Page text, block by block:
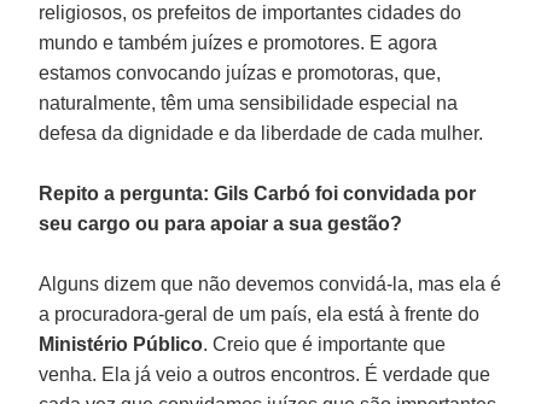
religiosos, os prefeitos de importantes cidades do
mundo e também juízes e promotores. E agora
estamos convocando juízas e promotoras, que,
naturalmente, têm uma sensibilidade especial na
defesa da dignidade e da liberdade de cada mulher.
Repito a pergunta: Gils Carbó foi convidada por
seu cargo ou para apoiar a sua gestão?
Alguns dizem que não devemos convidá-la, mas ela é
a procuradora-geral de um país, ela está à frente do
Ministério Público. Creio que é importante que
venha. Ela já veio a outros encontros. É verdade que